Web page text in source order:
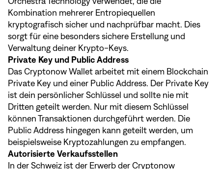
Kombination mehrerer Entropiequellen
kryptografisch sicher und nachprüfbar macht. Dies
sorgt für eine besonders sichere Erstellung und
Verwaltung deiner Krypto-Keys.
Private Key und Public Address
Das Cryptonow Wallet arbeitet mit einem Blockchain
Private Key und einer Public Address. Der Private Key
ist dein persönlicher Schlüssel und sollte nie mit
Dritten geteilt werden. Nur mit diesem Schlüssel
können Transaktionen durchgeführt werden. Die
Public Address hingegen kann geteilt werden, um
beispielsweise Kryptozahlungen zu empfangen.
Autorisierte Verkaufsstellen
In der Schweiz ist der Erwerb der Cryptonow